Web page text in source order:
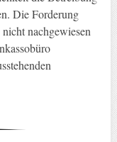
Die Forderung
nachgewiesen